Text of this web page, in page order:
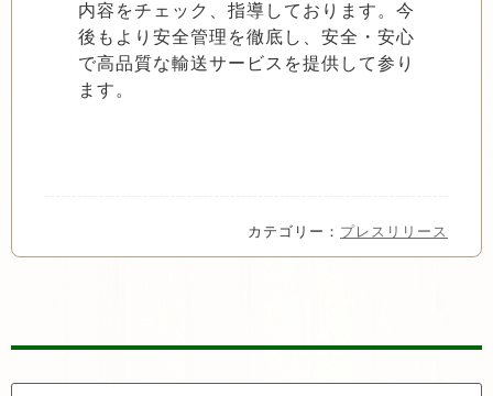
内容をチェック、指導しております。今
後もより安全管理を徹底し、安全・安心
で高品質な輸送サービスを提供して参り
ます。
カテゴリー： プレスリリース